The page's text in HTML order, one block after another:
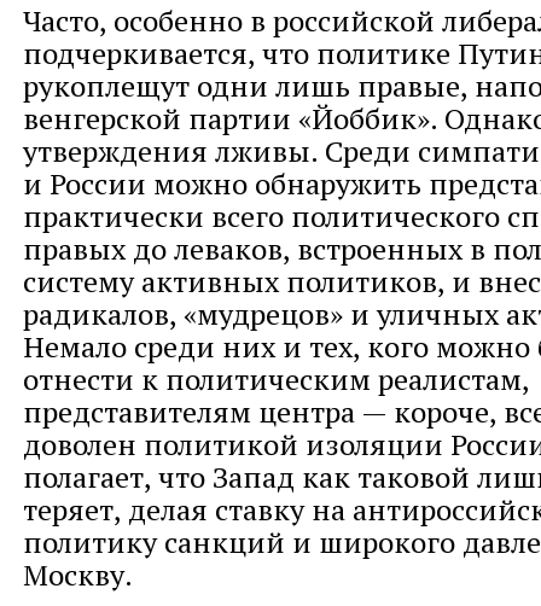
Часто, особенно в российской
подчеркивается, что политике
рукоплещут одни лишь правые,
венгерской партии «Йоббик».
утверждения лживы. Среди
и России можно обнаружить
практически всего политического
правых до леваков, встроенных в
систему активных политиков, и
радикалов, «мудрецов» и уличных
Немало среди них и тех, кого
отнести к политическим реалистам,
представителям центра — короче,
доволен политикой изоляции
полагает, что Запад как таковой
теряет, делая ставку на
политику санкций и широкого
Москву.